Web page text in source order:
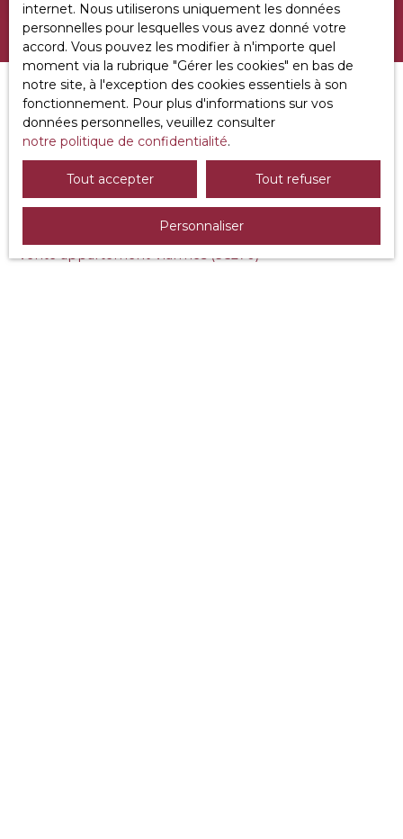
JE RECHERCHE UN BIEN
Vente maison Viarmes (95270)
Vente maison Saint-Martin-du-Tertre (95270)
Vente maison Beaumont-sur-Oise (95260)
Vente appartement Viarmes (95270)
internet. Nous utiliserons uniquement les données
personnelles pour lesquelles vous avez donné votre
accord. Vous pouvez les modifier à n'importe quel
moment via la rubrique ″Gérer les cookies″ en bas de
notre site, à l'exception des cookies essentiels à son
fonctionnement. Pour plus d'informations sur vos
données personnelles, veuillez consulter
notre politique de confidentialité.
Tout accepter Tout refuser
Personnaliser